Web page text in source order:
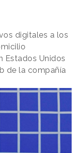
digitales a los
Estados Unidos
de la compañía